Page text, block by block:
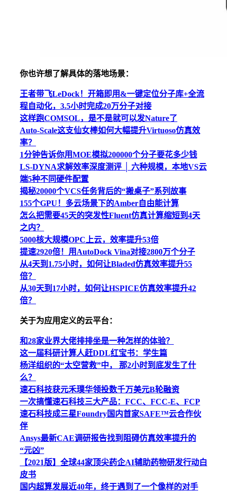
你也许想了解具体的落地场景：
王者带飞LeDock！开箱即用&一键定位分子库+全流
程自动化，3.5小时完成20万分子对接
这样跑COMSOL，是不是就可以发Nature了
Auto-Scale这支仙女棒如何大幅提升Virtuoso仿真效
率？
1分钟告诉你用MOE模拟200000个分子要花多少钱
LS-DYNA求解效率深度测评 │ 六种规模，本地VS云
端5种不同硬件配置
揭秘20000个VCS任务背后的“搬桌子”系列故事
155个GPU！多云场景下的Amber自由能计算
怎么把需要45天的突发性Fluent仿真计算缩短到4天
之内？
5000核大规模OPC上云，效率提升53倍
提速2920倍！用AutoDock Vina对接2800万个分子
从4天到1.75小时，如何让Bladed仿真效率提升55
倍？
从30天到17小时，如何让HSPICE仿真效率提升42
倍？
关于为应用定义的云平台：
和28家业界大佬排排坐是一种怎样的体验？
这一届科研计算人赶DDL红宝书：学生篇
杨洋组织的“太空营救”中， 那2小时到底发生了什
么？
速石科技获元禾璞华领投数千万美元B轮融资
一次搞懂速石科技三大产品：FCC、FCC-E、FCP
速石科技成三星Foundry国内首家SAFE™云合作伙
伴
Ansys最新CAE调研报告找到阻碍仿真效率提升的
“元凶”
【2021版】全球44家顶尖药企AI辅助药物研发行动白
皮书
国内超算发展近40年，终于遇到了一个像样的对手